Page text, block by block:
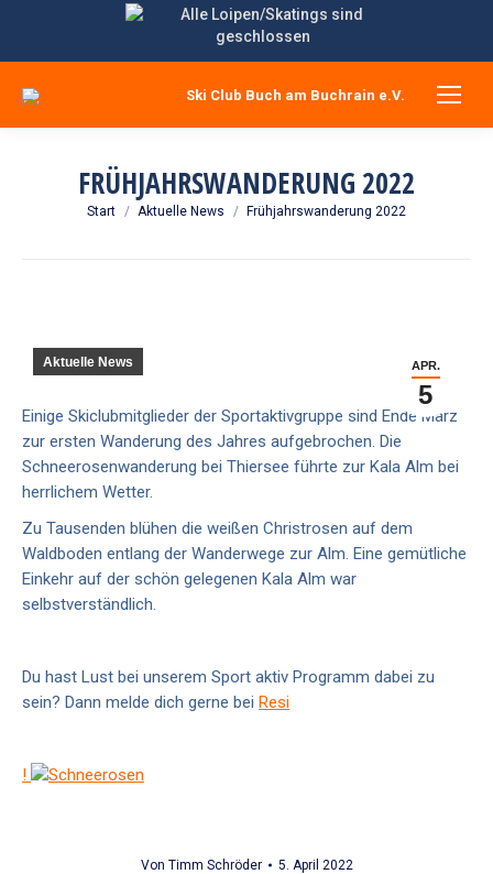
Ski Club Buch am Buchrain e.V.
FRÜHJAHRSWANDERUNG 2022
Sie befinden sich hier:
Start Aktuelle News Frühjahrswanderung 2022
APR.
5
Aktuelle News
Einige Skiclubmitglieder der Sportaktivgruppe sind Ende März
zur ersten Wanderung des Jahres aufgebrochen. Die
Schneerosenwanderung bei Thiersee führte zur Kala Alm bei
herrlichem Wetter.
Zu Tausenden blühen die weißen Christrosen auf dem
Waldboden entlang der Wanderwege zur Alm. Eine gemütliche
Einkehr auf der schön gelegenen Kala Alm war
selbstverständlich.
Du hast Lust bei unserem Sport aktiv Programm dabei zu
sein? Dann melde dich gerne bei Resi
!
Von Timm Schröder 5. April 2022